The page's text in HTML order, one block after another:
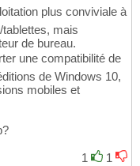
plus conviviale à
mais
de bureau.
une compatibilité de
de Windows 10,
mobiles et
1
1